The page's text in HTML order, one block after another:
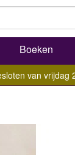
Boeken
van vrijdag